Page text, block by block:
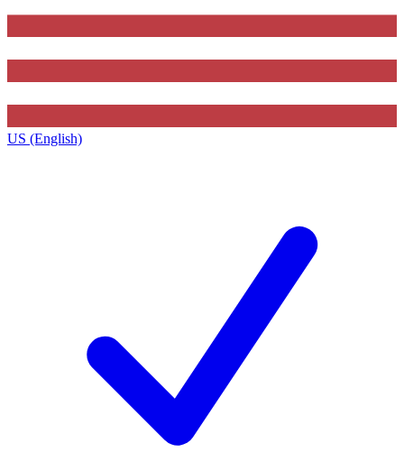
US (English)